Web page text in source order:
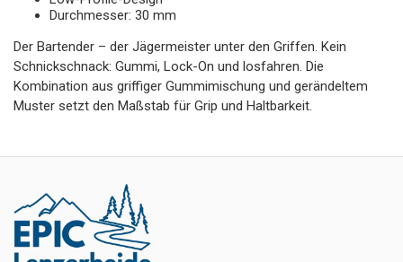
Durchmesser: 30 mm
Der Bartender – der Jägermeister unter den Griffen. Kein
Schnickschnack: Gummi, Lock-On und losfahren. Die
Kombination aus griffiger Gummimischung und gerändeltem
Muster setzt den Maßstab für Grip und Haltbarkeit.